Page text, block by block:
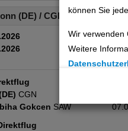
können Sie
Wir verwenden
Weitere
Technische
(DE) / CGN
CGN
Gokcen SAW